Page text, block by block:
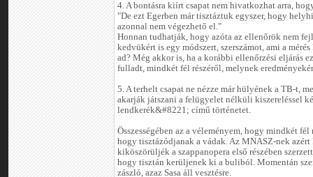
4. A bontásra kiírt csapat nem hivatkozhat arra,
"De ezt Egerben már tisztáztuk egyszer, hogy
azonnal nem végezhető el."
Honnan tudhatják, hogy azóta az ellenőrök nem
kedvükért is egy módszert, szerszámot, ami a
ad? Még akkor is, ha a korábbi ellenőrzési eljárás
fulladt, mindkét fél részéről, melynek
5. A terhelt csapat ne nézze már hülyének a TB-t,
akarják játszani a felügyelet nélküli kiszereléssel
lendkerék&#8221; című történetet.
Összességében az a véleményem, hogy mindkét
hogy tisztázódjanak a vádak. Az MNASZ-nek
kiköszörüljék a szappanopera első részében
hogy tisztán kerüljenek ki a buliból. Momentán
zászló, azaz Sasa áll vesztésre.